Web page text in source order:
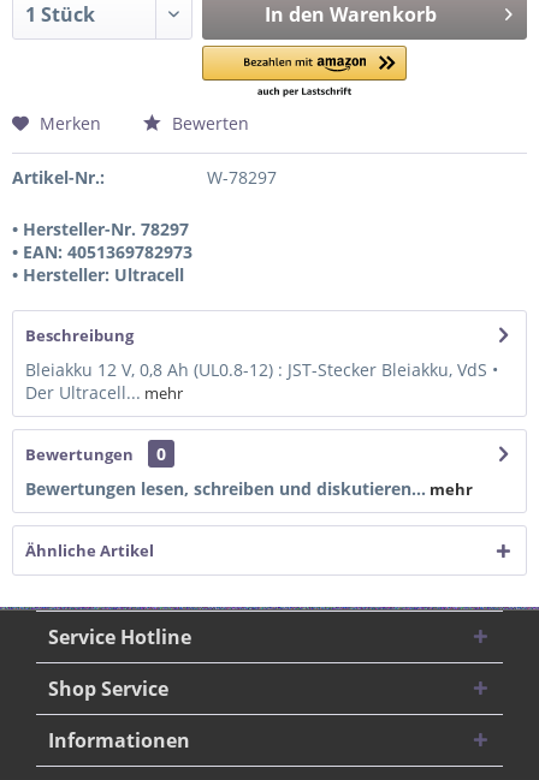
In den Warenkorb
Merken Bewerten
Artikel-Nr.: W-78297
• Hersteller-Nr. 78297
• EAN: 4051369782973
• Hersteller: Ultracell
Beschreibung
Bleiakku 12 V, 0,8 Ah (UL0.8-12) : JST-Stecker Bleiakku, VdS •
Der Ultracell... mehr
Bewertungen
0
Bewertungen lesen, schreiben und diskutieren... mehr
Ähnliche Artikel
Service Hotline
Shop Service
Informationen